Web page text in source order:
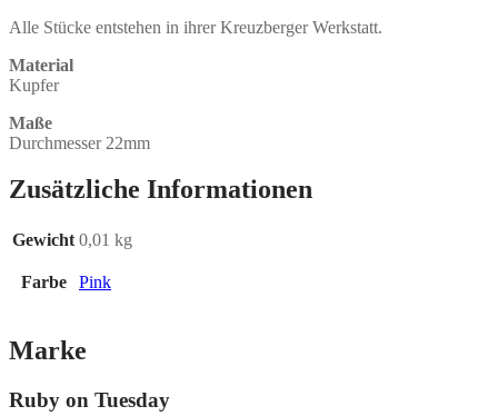
Alle Stücke entstehen in ihrer Kreuzberger Werkstatt.
Material
Kupfer
Maße
Durchmesser 22mm
Zusätzliche Informationen
Gewicht 0,01 kg
Farbe Pink
Marke
Ruby on Tuesday